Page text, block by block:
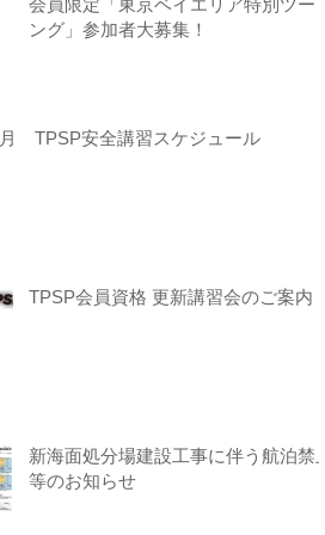
会員限定「東京ベイエリア特別ツーリ
ング」参加者大募集！
TPSP安全講習スケジュール
TPSP会員資格 更新講習会のご案内
新海面処分場建設工事に伴う航泊禁止
等のお知らせ